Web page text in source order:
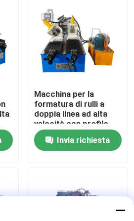
tetto che forma macchina
che forma macchina
Macchina per la
formatura di rulli a
doppia linea ad alta
velocità con profilo
Poular del Messico
Invia richiesta